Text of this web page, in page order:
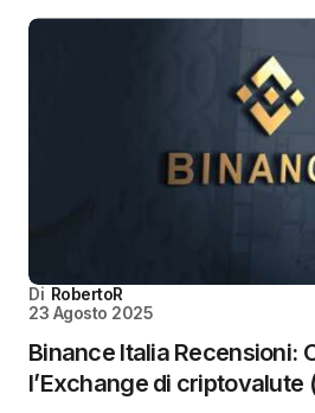
Di RobertoR
23 Agosto 2025
Binance Italia Recensioni:
l’Exchange di criptovalute